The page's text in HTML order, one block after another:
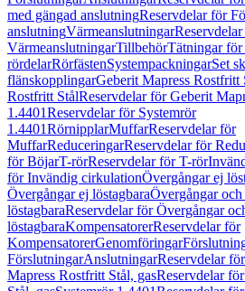
med gängad anslutningReservdelar för
anslutningVärmeanslutningar
VärmeanslutningarTillbehörTätningar
rördelarRörfästenSystempackningarSet
flänskopplingarGeberit Mapress Rostfritt
Rostfritt StålReservdelar för Geberit
1.4401Reservdelar för Systemrör
1.4401RörnipplarMuffarReservdelar för
MuffarReduceringarReservdelar för
för BöjarT-rörReservdelar för T-rör
för Invändig cirkulationÖvergångar ej
Övergångar ej löstagbaraÖvergångar
löstagbaraReservdelar för Övergångar
löstagbaraKompensatorerReservdelar för
KompensatorerGenomföringar
FörslutningarAnslutningarReservdelar
Mapress Rostfritt Stål, gasReservdelar